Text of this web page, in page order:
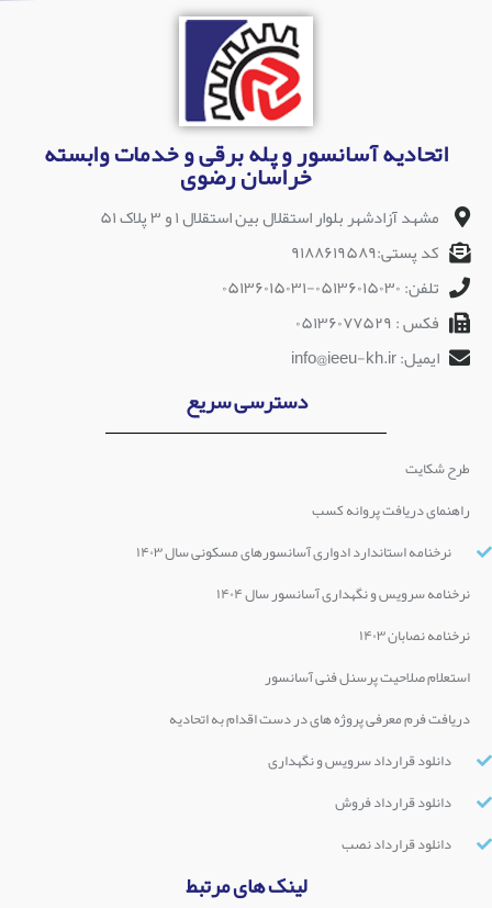
اتحادیه آسانسور و پله برقی و خدمات وابسته
خراسان رضوی
مشهد آزادشهر بلوار استقلال بین استقلال ۱ و ۳ پلاک ۵۱
کد پستی:۹۱۸۸۶۱۹۵۸۹
تلفن: ۰۵۱۳۶۰۱۵۰۳۰-۰۵۱۳۶۰۱۵۰۳۱
فکس : ۰۵۱۳۶۰۷۷۵۲۹
ایمیل: info@ieeu-kh.ir
دسترسی سریع
طرح شکایت
راهنمای دریافت پروانه کسب
نرخنامه استاندارد ادواری آسانسورهای مسکونی سال ۱۴۰۳
نرخنامه سرویس و نگهداری آسانسور سال ۱۴۰۴
نرخنامه نصابان ۱۴۰۳
استعلام صلاحیت پرسنل فنی آسانسور
دریافت فرم معرفی پروژه های در دست اقدام به اتحادیه
دانلود قرارداد سرویس و نگهداری
دانلود قرارداد فروش
دانلود قرارداد نصب
لینک های مرتبط